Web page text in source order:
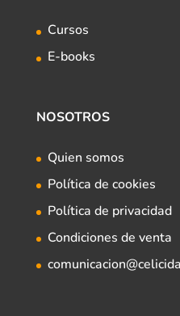
Cursos
E-books
NOSOTROS
Quien somos
Política de cookies
Política de privacidad
Condiciones de venta